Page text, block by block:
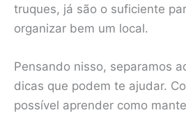
truques, já são o suficiente
organizar bem um local.
Pensando nisso, separamos
dicas que podem te ajudar.
possível aprender como